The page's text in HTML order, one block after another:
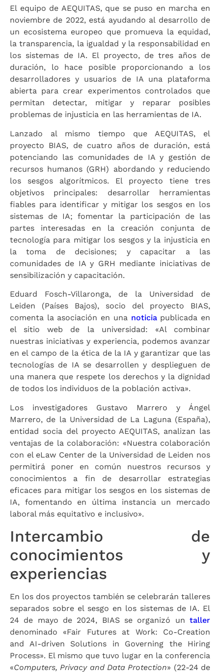
El equipo de AEQUITAS, que se puso en marcha en
noviembre de 2022, está ayudando al desarrollo de
un ecosistema europeo que promueva la equidad,
la transparencia, la igualdad y la responsabilidad en
los sistemas de IA. El proyecto, de tres años de
duración, lo hace posible proporcionando a los
desarrolladores y usuarios de IA una plataforma
abierta para crear experimentos controlados que
permitan detectar, mitigar y reparar posibles
problemas de injusticia en las herramientas de IA.
Lanzado al mismo tiempo que AEQUITAS, el
proyecto BIAS, de cuatro años de duración, está
potenciando las comunidades de IA y gestión de
recursos humanos (GRH) abordando y reduciendo
los sesgos algorítmicos. El proyecto tiene tres
objetivos principales: desarrollar herramientas
fiables para identificar y mitigar los sesgos en los
sistemas de IA; fomentar la participación de las
partes interesadas en la creación conjunta de
tecnología para mitigar los sesgos y la injusticia en
la toma de decisiones; y capacitar a las
comunidades de IA y GRH mediante iniciativas de
sensibilización y capacitación.
Eduard Fosch-Villaronga, de la Universidad de
Leiden (Países Bajos), socio del proyecto BIAS,
comenta la asociación en una noticiapublicada en
el sitio web de la universidad: «Al combinar
nuestras iniciativas y experiencia, podemos avanzar
en el campo de la ética de la IA y garantizar que las
tecnologías de IA se desarrollen y desplieguen de
una manera que respete los derechos y la dignidad
de todos los individuos de la población activa».
Los investigadores Gustavo Marrero y Ángel
Marrero, de la Universidad de La Laguna (España),
entidad socia del proyecto AEQUITAS, analizan las
ventajas de la colaboración: «Nuestra colaboración
con el eLaw Center de la Universidad de Leiden nos
permitirá poner en común nuestros recursos y
conocimientos a fin de desarrollar estrategias
eficaces para mitigar los sesgos en los sistemas de
IA, fomentando en última instancia un mercado
laboral más equitativo e inclusivo».
Intercambio de
conocimientos y
experiencias
En los dos proyectos también se celebrarán talleres
separados sobre el sesgo en los sistemas de IA. El
24 de mayo de 2024, BIAS se organizó un taller
denominado «Fair Futures at Work: Co-Creation
and AI-driven Solutions in Governing the Hiring
Process». El mismo que tuvo lugar en la conferencia
«Computers, Privacy and Data Protection» (22-24 de